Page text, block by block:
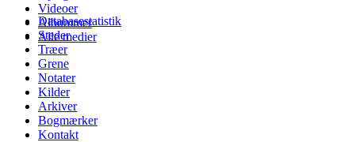
Videoer
Albummer
Alle medier
Databasestatistik
Steder
Træer
Grene
Notater
Kilder
Arkiver
Bogmærker
Kontakt